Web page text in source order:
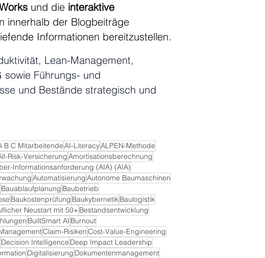
und die interaktive
innerhalb der Blogbeiträge
Informationen bereitzustellen.
Lean-Management,
sowie Führungs- und
und Bestände strategisch und
B C MitarbeitendeAI-LiteracyALPEN-Methode
Risk-VersicherungAmortisationsberechnung
Informationsanforderung (AIA) (AIA)
AutomatisierungAutonome Baumaschinen
Bauablaufplanung Baubetrieb
Baukostenprüfung BaukybernetikBaulogistik
Neustart mit 50+ Bestandsentwicklung
BuiltSmart AI Burnout
Claim-RisikenCost-Value-Engineering
Decision Intelligence Deep Impact Leadership
Digitalisierung Dokumentenmanagement